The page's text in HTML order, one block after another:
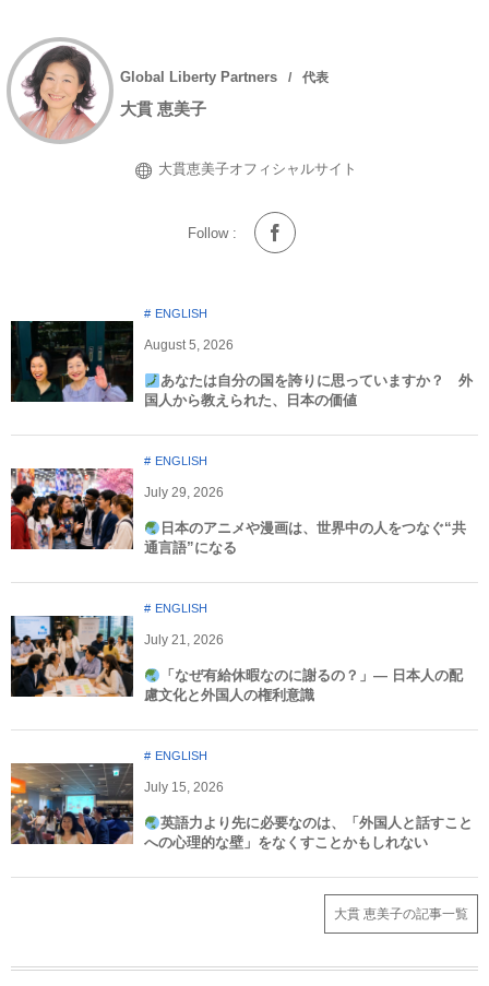
Global Liberty Partners 代表
大貫 恵美子
大貫恵美子オフィシャルサイト
Follow :
ENGLISH
August 5, 2026
あなたは自分の国を誇りに思っていますか？ 外
国人から教えられた、日本の価値
ENGLISH
July 29, 2026
日本のアニメや漫画は、世界中の人をつなぐ“共
通言語”になる
ENGLISH
July 21, 2026
「なぜ有給休暇なのに謝るの？」― 日本人の配
慮文化と外国人の権利意識​
ENGLISH
July 15, 2026
英語力より先に必要なのは、「外国人と話すこと
への心理的な壁」をなくすことかもしれない
大貫 恵美子の記事一覧